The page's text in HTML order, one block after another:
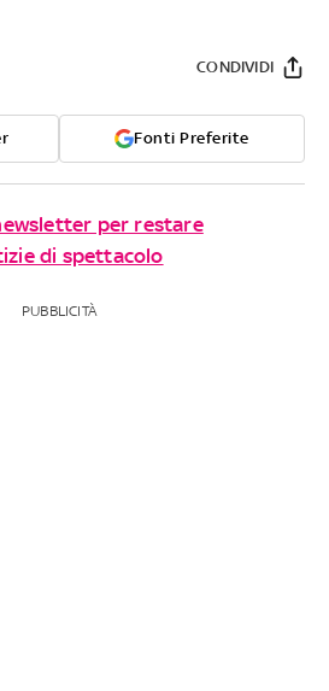
Fonti Preferite
CONDIVIDI
per restare
di spettacolo
PUBBLICITÀ